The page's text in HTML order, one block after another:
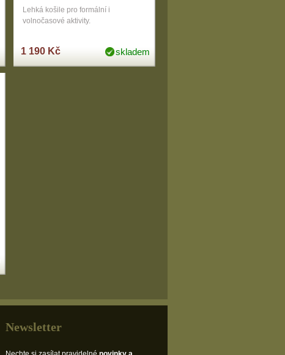
Lehká košile pro formální i
volnočasové aktivity.
1 190 Kč skladem
Newsletter